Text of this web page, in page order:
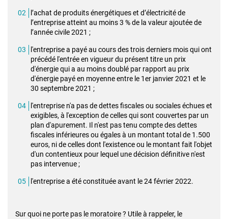
l’achat de produits énergétiques et d’électricité de
l’entreprise atteint au moins 3 % de la valeur ajoutée de
l’année civile 2021 ;
l'entreprise a payé au cours des trois derniers mois qui ont
précédé l'entrée en vigueur du présent titre un prix
d'énergie qui a au moins doublé par rapport au prix
d'énergie payé en moyenne entre le 1er janvier 2021 et le
30 septembre 2021 ;
l'entreprise n'a pas de dettes fiscales ou sociales échues et
exigibles, à l'exception de celles qui sont couvertes par un
plan d'apurement. Il n'est pas tenu compte des dettes
fiscales inférieures ou égales à un montant total de 1.500
euros, ni de celles dont l'existence ou le montant fait l'objet
d'un contentieux pour lequel une décision définitive n'est
pas intervenue ;
l'entreprise a été constituée avant le 24 février 2022.
Sur quoi ne porte pas le moratoire ? Utile à rappeler, le